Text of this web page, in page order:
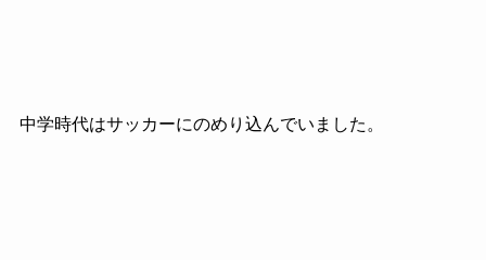
中学時代はサッカーにのめり込んでいました。